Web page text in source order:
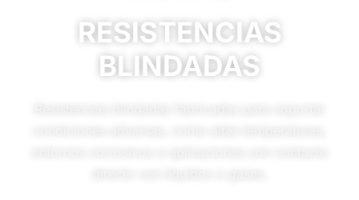
RESISTENCIAS
BLINDADAS